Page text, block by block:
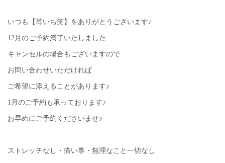
いつも【苺いち笑】をありがとうございます♪
12月のご予約満了いたしました
キャンセルの場合もございますので
お問い合わせいただければ
ご希望に添えることがあります♪
1月のご予約も承っております♪
お早めにご予約くださいませ♪
ストレッチなし・痛い事・無理なこと一切なし